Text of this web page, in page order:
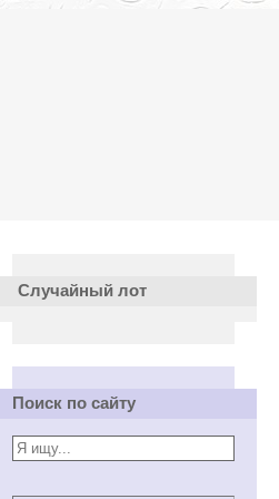
Случайный лот
Поиск по сайту